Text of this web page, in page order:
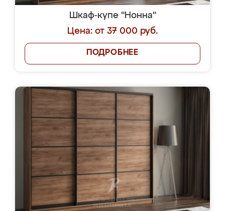
Шкаф-купе "Нонна"
Цена: от 37 000 руб.
ПОДРОБНЕЕ